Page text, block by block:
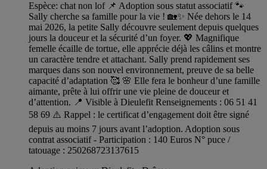
Espèce: chat non lof 📌 Adoption sous statut associatif 🐾
Sally cherche sa famille pour la vie ! 🏡✨ Née dehors le 14
mai 2026, la petite Sally découvre seulement depuis quelques
jours la douceur et la sécurité d’un foyer. 💖 Magnifique
femelle écaille de tortue, elle apprécie déjà les câlins et montre
un caractère tendre et attachant. Sally prend rapidement ses
marques dans son nouvel environnement, preuve de sa belle
capacité d’adaptation 🥰 🌸 Elle fera le bonheur d’une famille
aimante, prête à lui offrir une vie pleine de douceur et
d’attention. 📍 Visible à Dieulefit Renseignements : 06 51 41
58 69 ⚠️ Rappel : le certificat d’engagement doit être signé
depuis au moins 7 jours avant l’adoption. Adoption sous
contrat associatif - Participation : 140 Euros N° puce /
tatouage : 250268723137615